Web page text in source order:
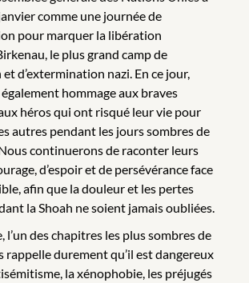
comme une journée de
pour marquer la libération
le plus grand camp de
d’extermination nazi. En ce jour,
hommage aux braves
héros qui ont risqué leur vie pour
autres pendant les jours sombres de
continuerons de raconter leurs
d’espoir et de persévérance face
afin que la douleur et les pertes
la Shoah ne soient jamais oubliées.
l’un des chapitres les plus sombres de
rappelle durement qu’il est dangereux
la xénophobie, les préjugés